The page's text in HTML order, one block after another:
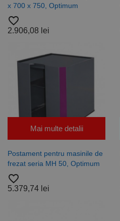
x 700 x 750, Optimum
favorite_border
2.906,08 lei
Mai multe detalii
Postament pentru masinile de
frezat seria MH 50, Optimum
favorite_border
5.379,74 lei